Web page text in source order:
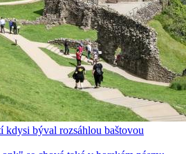
kdysi býval rozsáhlou baštovou